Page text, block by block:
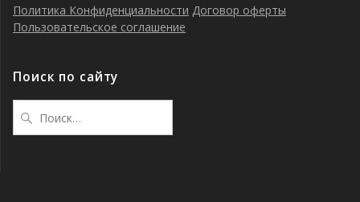
Политика Конфиденциальности Договор оферты
Пользовательское соглашение
Поиск по сайту